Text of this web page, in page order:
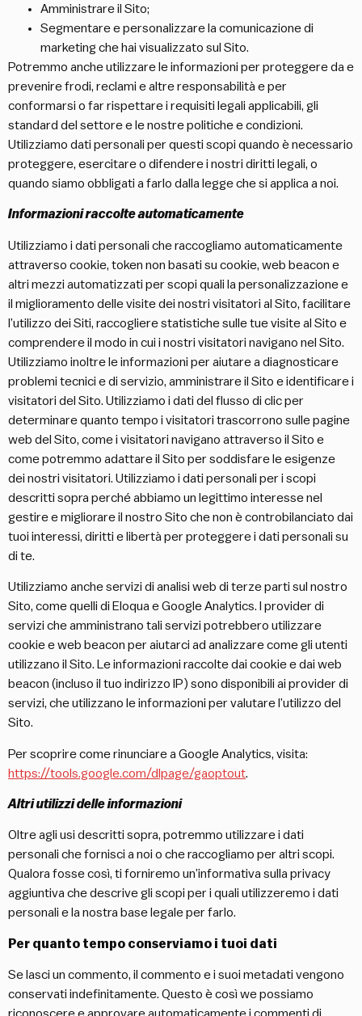
Amministrare il Sito;
Segmentare e personalizzare la comunicazione di
marketing che hai visualizzato sul Sito.
Potremmo anche utilizzare le informazioni per proteggere da e
prevenire frodi, reclami e altre responsabilità e per
conformarsi o far rispettare i requisiti legali applicabili, gli
standard del settore e le nostre politiche e condizioni.
Utilizziamo dati personali per questi scopi quando è necessario
proteggere, esercitare o difendere i nostri diritti legali, o
quando siamo obbligati a farlo dalla legge che si applica a noi.
Informazioni raccolte automaticamente
Utilizziamo i dati personali che raccogliamo automaticamente
attraverso cookie, token non basati su cookie, web beacon e
altri mezzi automatizzati per scopi quali la personalizzazione e
il miglioramento delle visite dei nostri visitatori al Sito, facilitare
l’utilizzo dei Siti, raccogliere statistiche sulle tue visite al Sito e
comprendere il modo in cui i nostri visitatori navigano nel Sito.
Utilizziamo inoltre le informazioni per aiutare a diagnosticare
problemi tecnici e di servizio, amministrare il Sito e identificare i
visitatori del Sito. Utilizziamo i dati del flusso di clic per
determinare quanto tempo i visitatori trascorrono sulle pagine
web del Sito, come i visitatori navigano attraverso il Sito e
come potremmo adattare il Sito per soddisfare le esigenze
dei nostri visitatori. Utilizziamo i dati personali per i scopi
descritti sopra perché abbiamo un legittimo interesse nel
gestire e migliorare il nostro Sito che non è controbilanciato dai
tuoi interessi, diritti e libertà per proteggere i dati personali su
di te.
Utilizziamo anche servizi di analisi web di terze parti sul nostro
Sito, come quelli di Eloqua e Google Analytics. I provider di
servizi che amministrano tali servizi potrebbero utilizzare
cookie e web beacon per aiutarci ad analizzare come gli utenti
utilizzano il Sito. Le informazioni raccolte dai cookie e dai web
beacon (incluso il tuo indirizzo IP) sono disponibili ai provider di
servizi, che utilizzano le informazioni per valutare l’utilizzo del
Sito.
Per scoprire come rinunciare a Google Analytics, visita:
https://tools.google.com/dlpage/gaoptout.
Altri utilizzi delle informazioni
Oltre agli usi descritti sopra, potremmo utilizzare i dati
personali che fornisci a noi o che raccogliamo per altri scopi.
Qualora fosse così, ti forniremo un’informativa sulla privacy
aggiuntiva che descrive gli scopi per i quali utilizzeremo i dati
personali e la nostra base legale per farlo.
Per quanto tempo conserviamo i tuoi dati
Se lasci un commento, il commento e i suoi metadati vengono
conservati indefinitamente. Questo è così we possiamo